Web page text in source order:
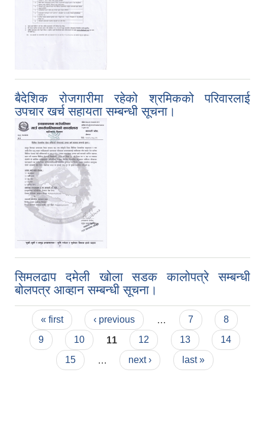
बैदेशिक रोजगारीमा रहेको श्रमिकको परिवारलाई
उपचार खर्च सहायता सम्बन्धी सूचना।
सिमलढाप दमेली खोला सडक कालोपत्रे सम्बन्धी
बोलपत्र आव्हान सम्बन्धी सूचना।
Pages
« first ‹ previous 7
8
9
10 11 12 13
14
15
next › last »